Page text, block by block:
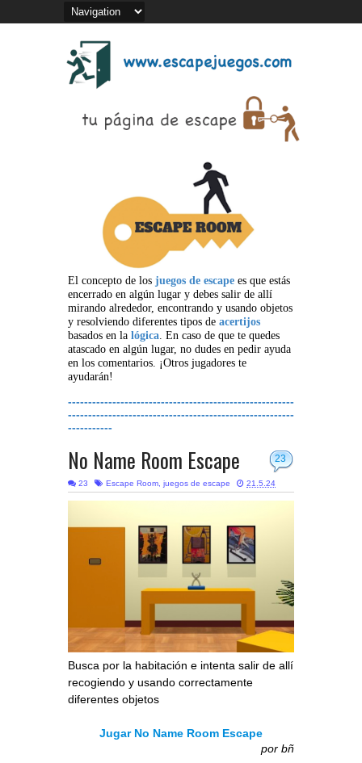
El concepto de los juegos de escape es que estás
encerrado en algún lugar y debes salir de allí
mirando alrededor, encontrando y usando objetos
y resolviendo diferentes tipos de acertijos
basados en la lógica. En caso de que te quedes
atascado en algún lugar, no dudes en pedir ayuda
en los comentarios. ¡Otros jugadores te
ayudarán!
--------------------------------------------------------
--------------------------------------------------------
-----------
23
No Name Room Escape
23 Escape Room, juegos de escape 21.5.24
Busca por la habitación e intenta salir de allí
recogiendo y usando correctamente
diferentes objetos
Jugar No Name Room Escape
por bñ